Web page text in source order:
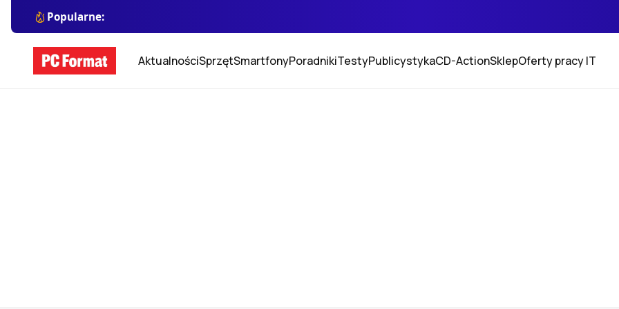
Popularne:
AktualnościSprzętSmartfonyPoradnikiTestyPublicystykaCD-ActionSklepOferty pracy IT